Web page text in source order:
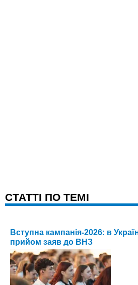
CТАТТІ ПО ТЕМІ
Вступна кампанія-2026: в
прийом заяв до ВНЗ